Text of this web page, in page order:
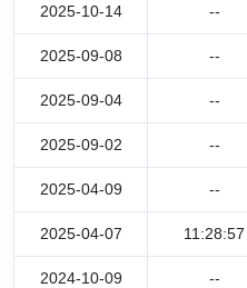
2025-10-14 --
2025-09-08 --
2025-09-04 --
2025-09-02 --
2025-04-09 --
2025-04-07 11:28:57
2024-10-09 --